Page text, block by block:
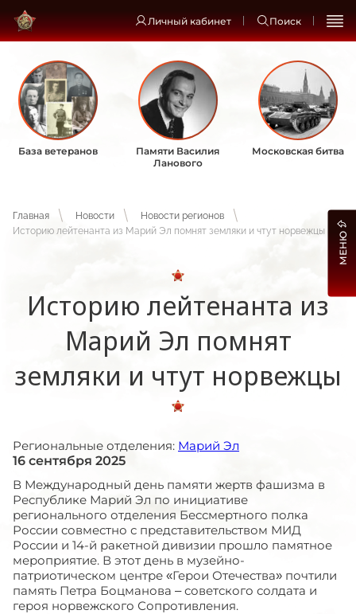
Личный кабинет Поиск
База ветеранов
Памяти Василия
Ланового
Московская битва
Главная Новости
Новости регионов
Историю лейтенанта из Марий Эл помнят земляки и чтут норвежцы
Историю лейтенанта из
Марий Эл помнят
земляки и чтут норвежцы
Региональные отделения: Марий Эл
16 сентября 2025
В Международный день памяти жертв фашизма в
Республике Марий Эл по инициативе
регионального отделения Бессмертного полка
России совместно с представительством МИД
России и 14-й ракетной дивизии прошло памятное
мероприятие. В этот день в музейно-
патриотическом центре «Герои Отечества» почтили
память Петра Боцманова – советского солдата и
героя норвежского Сопротивления.
МЕНЮ